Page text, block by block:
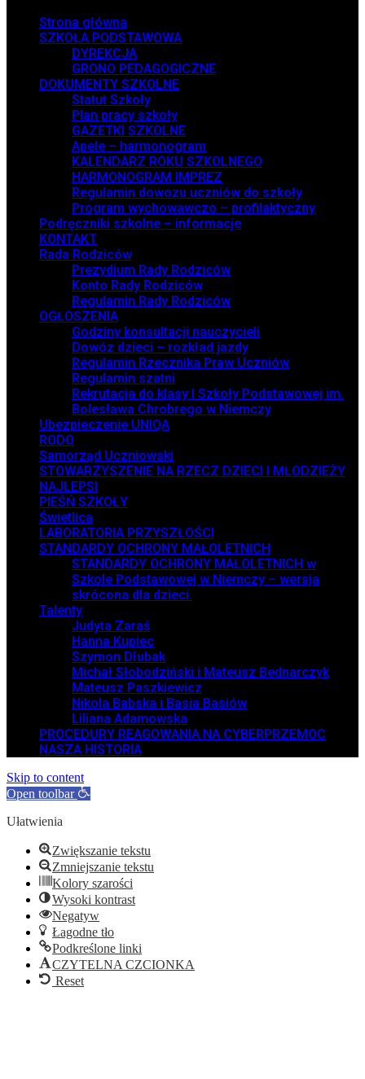
Strona główna
SZKOŁA PODSTAWOWA
DYREKCJA
GRONO PEDAGOGICZNE
DOKUMENTY SZKOLNE
Statut Szkoły
Plan pracy szkoły
GAZETKI SZKOLNE
Apele – harmonogram
KALENDARZ ROKU SZKOLNEGO
HARMONOGRAM IMPREZ
Regulamin dowozu uczniów do szkoły
Program wychowawczo – profilaktyczny
Podręczniki szkolne – informacje
KONTAKT
Rada Rodziców
Prezydium Rady Rodziców
Konto Rady Rodziców
Regulamin Rady Rodziców
OGŁOSZENIA
Godziny konsultacji nauczycieli
Dowóz dzieci – rozkład jazdy
Regulamin Rzecznika Praw Uczniów
Regulamin szatni
Rekrutacja do klasy I Szkoły Podstawowej im.
Bolesława Chrobrego w Niemczy
Ubezpieczenie UNIQA
RODO
Samorząd Uczniowski
STOWARZYSZENIE NA RZECZ DZIECI I MŁODZIEŻY
NAJLEPSI
PIEŚŃ SZKOŁY
Świetlica
LABORATORIA PRZYSZŁOŚCI
STANDARDY OCHRONY MAŁOLETNICH
STANDARDY OCHRONY MAŁOLETNICH w
Szkole Podstawowej w Niemczy – wersja
skrócona dla dzieci.
Talenty
Judyta Zaraś
Hanna Kupiec
Szymon Dłubak
Michał Słobodziński i Mateusz Bednarczyk
Mateusz Paszkiewicz
Nikola Babska i Basia Basiów
Liliana Adamowska
PROCEDURY REAGOWANIA NA CYBERPRZEMOC
NASZA HISTORIA
Skip to content
Open toolbar
Ułatwienia
Zwiększanie tekstu
Zmniejszanie tekstu
Kolory szarości
Wysoki kontrast
Negatyw
Łagodne tło
Podkreślone linki
CZYTELNA CZCIONKA
Reset